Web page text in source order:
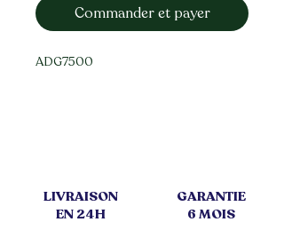
Commander et payer
ADG7500
LIVRAISON
EN 24H
GARANTIE
6 MOIS